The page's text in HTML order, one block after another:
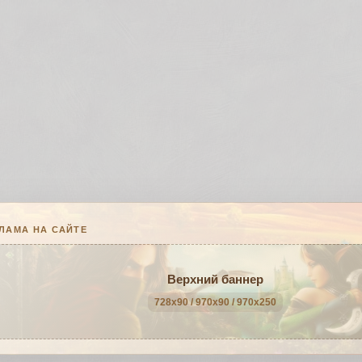
НА САЙТЕ
Верхний баннер
728x90 / 970x90 / 970x250